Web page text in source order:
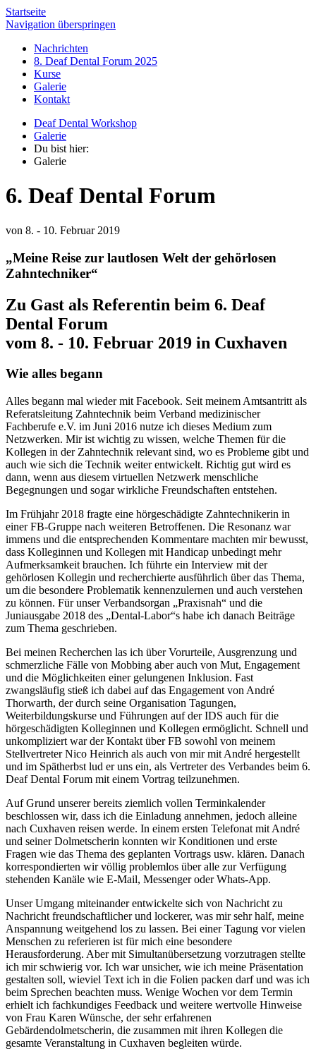
Startseite
Navigation überspringen
Nachrichten
8. Deaf Dental Forum 2025
Kurse
Galerie
Kontakt
Deaf Dental Workshop
Galerie
Du bist hier:
Galerie
6. Deaf Dental Forum
von 8. - 10. Februar 2019
„Meine Reise zur lautlosen Welt der gehörlosen
Zahntechniker“
Zu Gast als Referentin beim 6. Deaf
Dental Forum
vom 8. - 10. Februar 2019 in Cuxhaven
Wie alles begann
Alles begann mal wieder mit Facebook. Seit meinem Amtsantritt als
Referatsleitung Zahntechnik beim Verband medizinischer
Fachberufe e.V. im Juni 2016 nutze ich dieses Medium zum
Netzwerken. Mir ist wichtig zu wissen, welche Themen für die
Kollegen in der Zahntechnik relevant sind, wo es Probleme gibt und
auch wie sich die Technik weiter entwickelt. Richtig gut wird es
dann, wenn aus diesem virtuellen Netzwerk menschliche
Begegnungen und sogar wirkliche Freundschaften entstehen.
Im Frühjahr 2018 fragte eine hörgeschädigte Zahntechnikerin in
einer FB-Gruppe nach weiteren Betroffenen. Die Resonanz war
immens und die entsprechenden Kommentare machten mir bewusst,
dass Kolleginnen und Kollegen mit Handicap unbedingt mehr
Aufmerksamkeit brauchen. Ich führte ein Interview mit der
gehörlosen Kollegin und recherchierte ausführlich über das Thema,
um die besondere Problematik kennenzulernen und auch verstehen
zu können. Für unser Verbandsorgan „Praxisnah“ und die
Juniausgabe 2018 des „Dental-Labor“s habe ich danach Beiträge
zum Thema geschrieben.
Bei meinen Recherchen las ich über Vorurteile, Ausgrenzung und
schmerzliche Fälle von Mobbing aber auch von Mut, Engagement
und die Möglichkeiten einer gelungenen Inklusion. Fast
zwangsläufig stieß ich dabei auf das Engagement von André
Thorwarth, der durch seine Organisation Tagungen,
Weiterbildungskurse und Führungen auf der IDS auch für die
hörgeschädigten Kolleginnen und Kollegen ermöglicht. Schnell und
unkompliziert war der Kontakt über FB sowohl von meinem
Stellvertreter Nico Heinrich als auch von mir mit André hergestellt
und im Spätherbst lud er uns ein, als Vertreter des Verbandes beim 6.
Deaf Dental Forum mit einem Vortrag teilzunehmen.
Auf Grund unserer bereits ziemlich vollen Terminkalender
beschlossen wir, dass ich die Einladung annehmen, jedoch alleine
nach Cuxhaven reisen werde. In einem ersten Telefonat mit André
und seiner Dolmetscherin konnten wir Konditionen und erste
Fragen wie das Thema des geplanten Vortrags usw. klären. Danach
korrespondierten wir völlig problemlos über alle zur Verfügung
stehenden Kanäle wie E-Mail, Messenger oder Whats-App.
Unser Umgang miteinander entwickelte sich von Nachricht zu
Nachricht freundschaftlicher und lockerer, was mir sehr half, meine
Anspannung weitgehend los zu lassen. Bei einer Tagung vor vielen
Menschen zu referieren ist für mich eine besondere
Herausforderung. Aber mit Simultanübersetzung vorzutragen stellte
ich mir schwierig vor. Ich war unsicher, wie ich meine Präsentation
gestalten soll, wieviel Text ich in die Folien packen darf und was ich
beim Sprechen beachten muss. Wenige Wochen vor dem Termin
erhielt ich fachkundiges Feedback und weitere wertvolle Hinweise
von Frau Karen Wünsche, der sehr erfahrenen
Gebärdendolmetscherin, die zusammen mit ihren Kollegen die
gesamte Veranstaltung in Cuxhaven begleiten würde.